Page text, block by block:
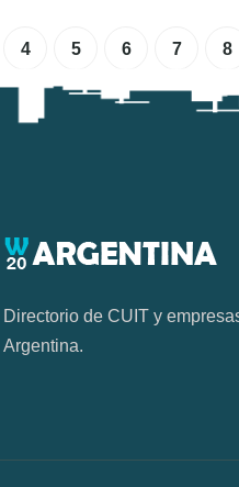
4 5 6 7 8
Directorio de CUIT y
Argentina.